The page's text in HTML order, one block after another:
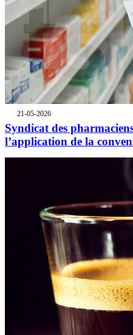
21-05-2026
Syndicat des
l’application de la